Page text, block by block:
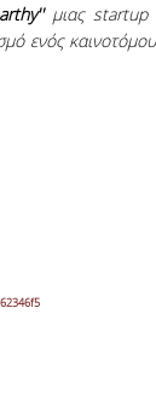
μιας startup
ενός